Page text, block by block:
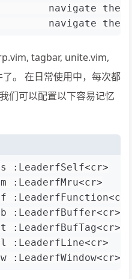
navigate the
navigate the
tagbar, unite.vim,
。 在日常使用中，每次都
们可以配置以下容易记忆
:LeaderfSelf<cr>
:LeaderfMru<cr>
:LeaderfFunction<cr>
:LeaderfBuffer<cr>
:LeaderfBufTag<cr>
:LeaderfLine<cr>
:LeaderfWindow<cr>